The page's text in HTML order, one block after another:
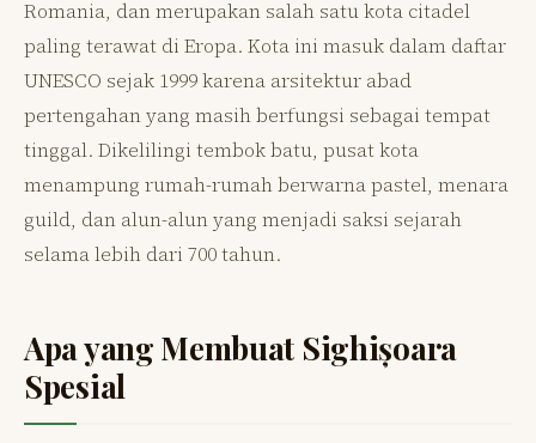
Romania, dan merupakan salah satu kota citadel
paling terawat di Eropa. Kota ini masuk dalam daftar
UNESCO sejak 1999 karena arsitektur abad
pertengahan yang masih berfungsi sebagai tempat
tinggal. Dikelilingi tembok batu, pusat kota
menampung rumah-rumah berwarna pastel, menara
guild, dan alun-alun yang menjadi saksi sejarah
selama lebih dari 700 tahun.
Apa yang Membuat Sighișoara
Spesial